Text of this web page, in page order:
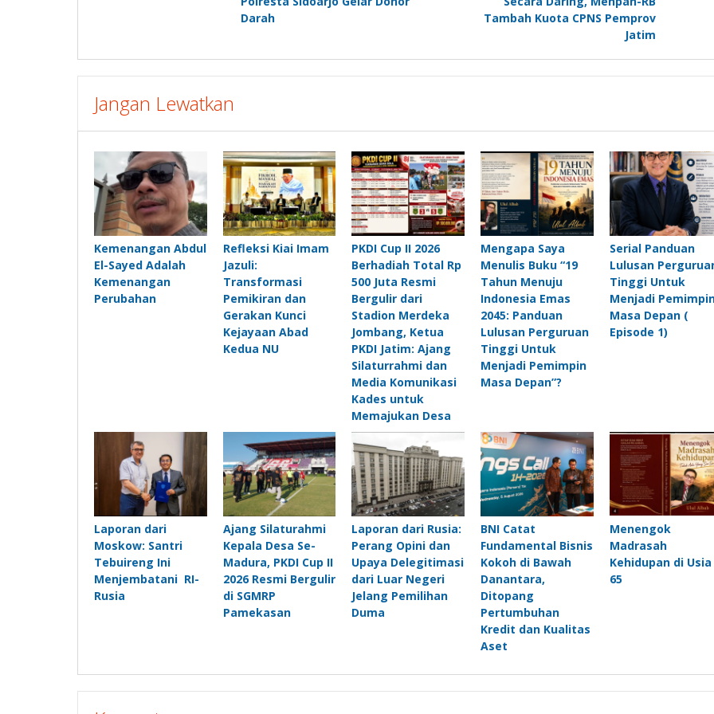
Darah
Tambah Kuota CPNS Pemprov
Jatim
Jangan Lewatkan
Kemenangan Abdul
El-Sayed Adalah
Kemenangan
Perubahan
Refleksi Kiai Imam
Jazuli:
Transformasi
Pemikiran dan
Gerakan Kunci
Kejayaan Abad
Kedua NU
PKDI Cup II 2026
Berhadiah Total Rp
500 Juta Resmi
Bergulir dari
Stadion Merdeka
Jombang, Ketua
PKDI Jatim: Ajang
Silaturrahmi dan
Media Komunikasi
Kades untuk
Memajukan Desa
Mengapa Saya
Menulis Buku “19
Tahun Menuju
Indonesia Emas
2045: Panduan
Lulusan Perguruan
Tinggi Untuk
Menjadi Pemimpin
Masa Depan”?
Serial Panduan
Lulusan
Tinggi Untuk
Menjadi
Masa Depan (
Episode 1)
Laporan dari
Moskow: Santri
Tebuireng Ini
Menjembatani RI-
Rusia
Ajang Silaturahmi
Kepala Desa Se-
Madura, PKDI Cup II
2026 Resmi Bergulir
di SGMRP
Pamekasan
Laporan dari Rusia:
Perang Opini dan
Upaya Delegitimasi
dari Luar Negeri
Jelang Pemilihan
Duma
BNI Catat
Fundamental Bisnis
Kokoh di Bawah
Danantara,
Ditopang
Pertumbuhan
Kredit dan Kualitas
Aset
Menengok
Madrasah
Kehidupan di Usia
65